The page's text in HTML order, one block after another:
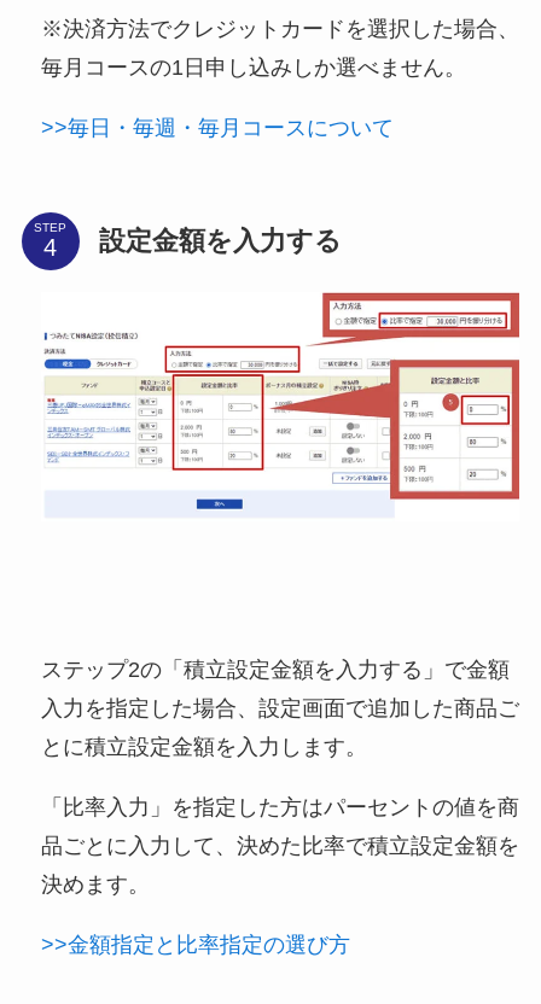
※決済方法でクレジットカードを選択した場合、
毎月コースの1日申し込みしか選べません。
>>毎日・毎週・毎月コースについて
STEP 設定金額を入力する
ステップ2の「積立設定金額を入力する」で金額
入力を指定した場合、設定画面で追加した商品ご
とに積立設定金額を入力します。
「比率入力」を指定した方はパーセントの値を商
品ごとに入力して、決めた比率で積立設定金額を
決めます。
>>金額指定と比率指定の選び方